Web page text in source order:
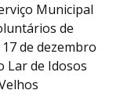
Municipal
de
de dezembro
Lar de Idosos